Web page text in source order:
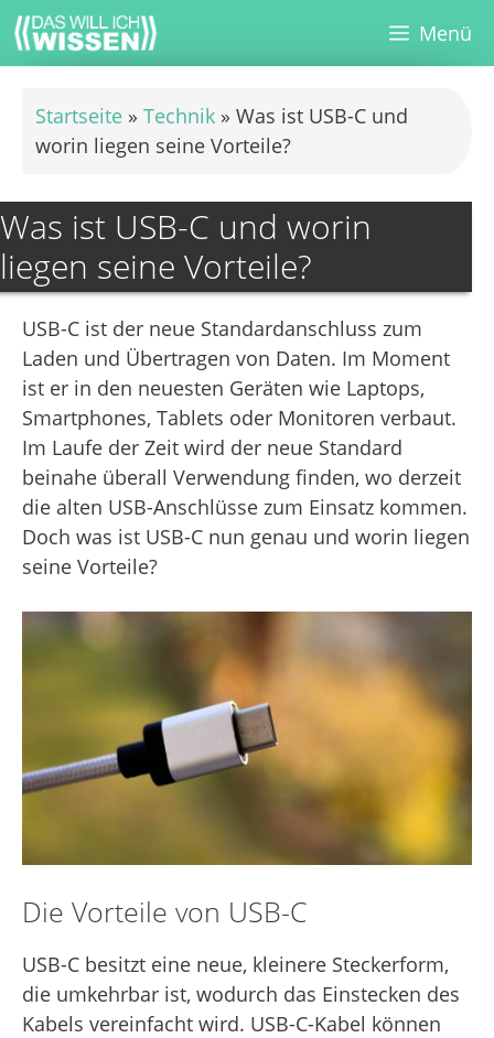
Zum
Inhalt
springen
Menü
Startseite » Technik » Was ist USB-C und
worin liegen seine Vorteile?
Was ist USB-C und worin
liegen seine Vorteile?
USB-C ist der neue Standardanschluss zum
Laden und Übertragen von Daten. Im Moment
ist er in den neuesten Geräten wie Laptops,
Smartphones, Tablets oder Monitoren verbaut.
Im Laufe der Zeit wird der neue Standard
beinahe überall Verwendung finden, wo derzeit
die alten USB-Anschlüsse zum Einsatz kommen.
Doch was ist USB-C nun genau und worin liegen
seine Vorteile?
Die Vorteile von USB-C
USB-C besitzt eine neue, kleinere Steckerform,
die umkehrbar ist, wodurch das Einstecken des
Kabels vereinfacht wird. USB-C-Kabel können